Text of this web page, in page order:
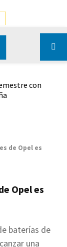
con
de Opel es
Opel es
baterías de
una